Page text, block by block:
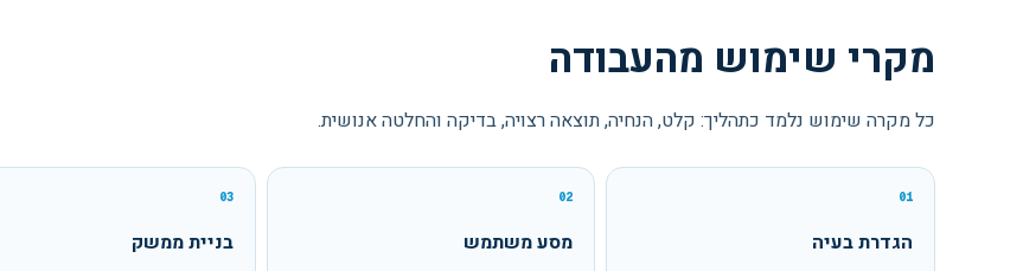
מקרי שימוש מהעבודה
כל מקרה שימוש נלמד כתהליך: קלט, הנחיה, תוצאה רצויה, בדיקה והחלטה אנושית.
01
הגדרת בעיה
02
מסע משתמש
03
בניית ממשק